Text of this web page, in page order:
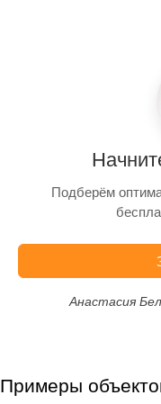
Подберём
Анастасия
Примеры